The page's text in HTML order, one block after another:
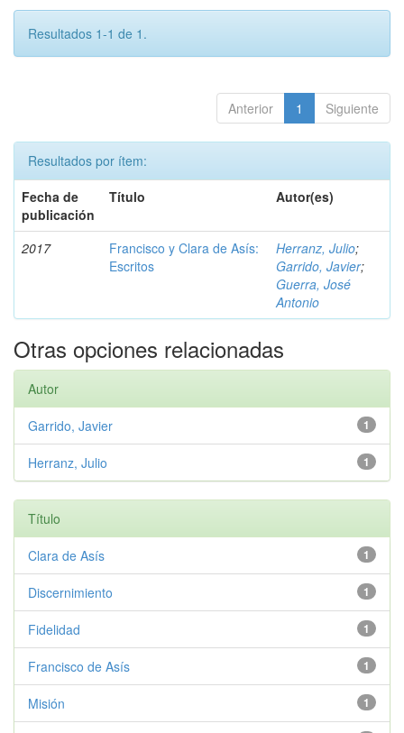
Resultados 1-1 de 1.
Anterior 1 Siguiente
Resultados por ítem:
Fecha de
publicación
Título Autor(es)
2017
Francisco y Clara de Asís:
Escritos
Herranz, Julio;
Garrido, Javier;
Guerra, José
Antonio
Otras opciones relacionadas
Autor
1
Garrido, Javier
1
Herranz, Julio
Título
1
Clara de Asís
1
Discernimiento
1
Fidelidad
1
Francisco de Asís
1
Misión